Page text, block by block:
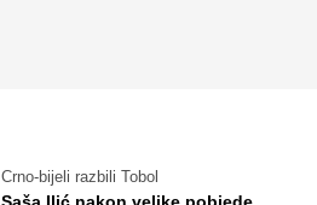
Crno-bijeli razbili Tobol